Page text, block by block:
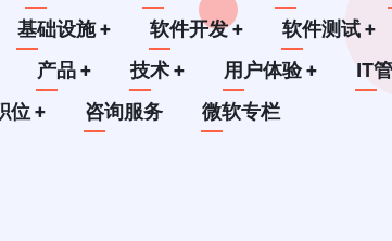
基础设施+ 软件开发+ 软件测试+
产品+ 技术+ 用户体验+ IT
位+ 咨询服务 微软专栏